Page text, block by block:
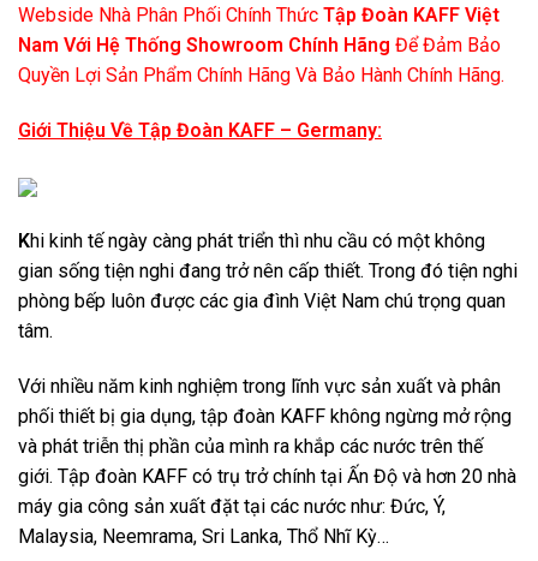
Webside Nhà Phân Phối Chính Thức Tập Đoàn KAFF Việt
Nam Với Hệ Thống Showroom Chính Hãng Để Đảm Bảo
Quyền Lợi Sản Phẩm Chính Hãng Và Bảo Hành Chính Hãng.
Giới Thiệu Về Tập Đoàn KAFF – Germany:
Khi kinh tế ngày càng phát triển thì nhu cầu có một không
gian sống tiện nghi đang trở nên cấp thiết. Trong đó tiện nghi
phòng bếp luôn được các gia đình Việt Nam chú trọng quan
tâm.
Với nhiều năm kinh nghiệm trong lĩnh vực sản xuất và phân
phối thiết bị gia dụng, tập đoàn KAFF không ngừng mở rộng
và phát triễn thị phần của mình ra khắp các nước trên thế
giới. Tập đoàn KAFF có trụ trở chính tại Ấn Độ và hơn 20 nhà
máy gia công sản xuất đặt tại các nước như: Đức, Ý,
Malaysia, Neemrama, Sri Lanka, Thổ Nhĩ Kỳ…